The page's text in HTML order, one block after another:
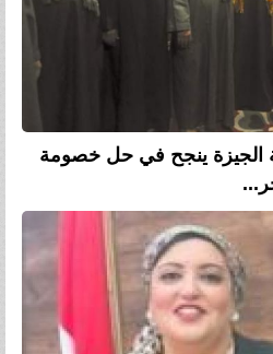
الجيزة ينجح في حل خصومة